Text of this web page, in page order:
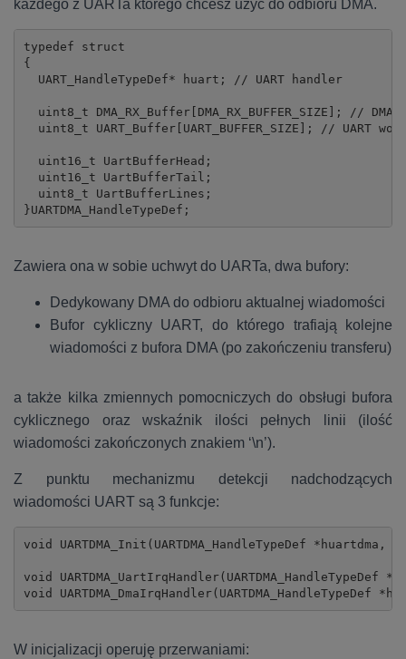
każdego z UARTa którego chcesz użyć do odbioru DMA.
typedef struct
{
  UART_HandleTypeDef* huart; // UART handler
uint8_t DMA_RX_Buffer[DMA_RX_BUFFER_SIZE]; // DMA
uint8_t UART_Buffer[UART_BUFFER_SIZE]; // UART
  uint16_t UartBufferHead;
  uint16_t UartBufferTail;
  uint8_t UartBufferLines;
}UARTDMA_HandleTypeDef;
Zawiera ona w sobie uchwyt do UARTa, dwa bufory:
Dedykowany DMA do odbioru aktualnej wiadomości
Bufor cykliczny UART, do którego trafiają kolejne
wiadomości z bufora DMA (po zakończeniu transferu)
a także kilka zmiennych pomocniczych do obsługi bufora
cyklicznego oraz wskaźnik ilości pełnych linii (ilość
wiadomości zakończonych znakiem ‘\n’).
Z punktu mechanizmu detekcji nadchodzących
wiadomości UART są 3 funkcje:
void UARTDMA_Init(UARTDMA_HandleTypeDef *huartdma,
void UARTDMA_UartIrqHandler(UARTDMA_HandleTypeDef
void UARTDMA_DmaIrqHandler(UARTDMA_HandleTypeDef
W inicjalizacji operuję przerwaniami: